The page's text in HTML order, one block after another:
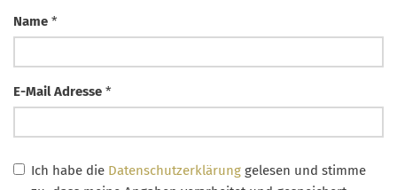
Name *
E-Mail Adresse *
Ich habe die Datenschutzerklärung gelesen und stimme